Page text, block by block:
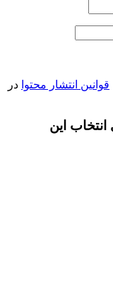
قوانین انتشار محتوا در
این